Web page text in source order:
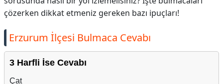
çözerken dikkat etmeniz gereken bazı ipuçları!
Erzurum İlçesi Bulmaca Cevabı
3 Harfli İse Cevabı
Çat